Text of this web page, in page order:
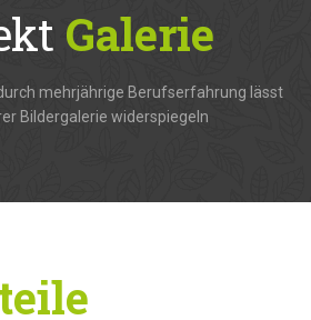
Galerie
mehrjährige Berufserfahrung lässt
Bildergalerie widerspiegeln